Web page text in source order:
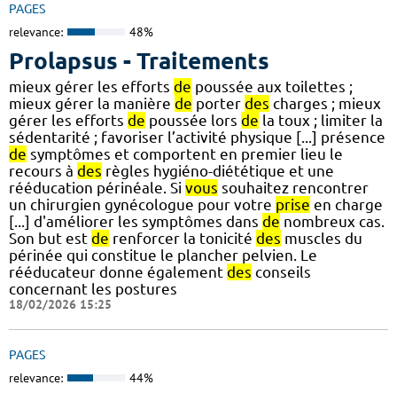
PAGES
relevance: 48%
Prolapsus - Traitements
mieux gérer les efforts de poussée aux toilettes ;
mieux gérer la manière de porter des charges ; mieux
gérer les efforts de poussée lors de la toux ; limiter la
sédentarité ; favoriser l’activité physique [...] présence
de symptômes et comportent en premier lieu le
recours à des règles hygiéno-diététique et une
rééducation périnéale. Si vous souhaitez rencontrer
un chirurgien gynécologue pour votre prise en charge
[...] d'améliorer les symptômes dans de nombreux cas.
Son but est de renforcer la tonicité des muscles du
périnée qui constitue le plancher pelvien. Le
rééducateur donne également des conseils
concernant les postures
18/02/2026 15:25
PAGES
relevance: 44%